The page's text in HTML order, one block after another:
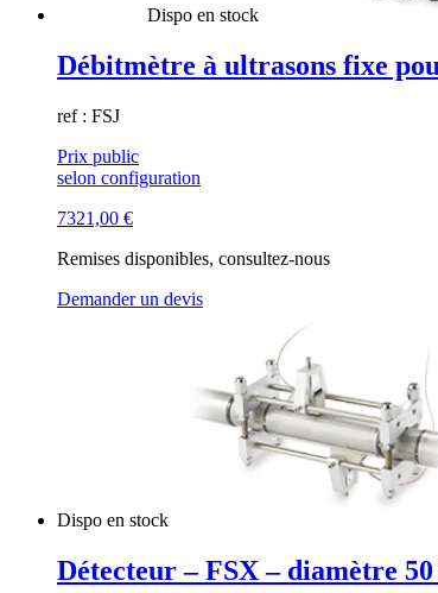
Dispo en stock
Débitmètre à ultrasons fixe
ref : FSJ
Prix public
selon configuration
7321,00 €
Remises disponibles, consultez-nous
Demander un devis
Dispo en stock
Détecteur – FSX – diamètre